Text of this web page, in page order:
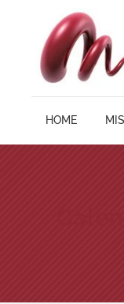
contenuti
HOME